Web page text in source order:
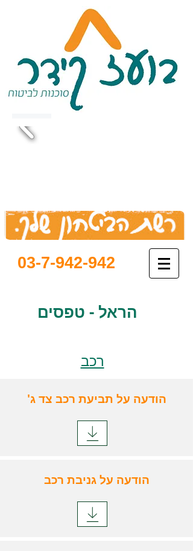
03-7-942-942
הראל - טפסים
רכב
'הודעה על תביעת רכב צד ג
הודעה על גניבת רכב